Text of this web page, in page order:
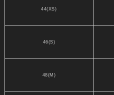
44(XS)
46(S)
48(M)